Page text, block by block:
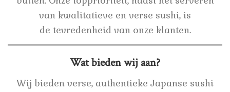
van kwalitatieve en verse sushi, is
de tevredenheid van onze klanten.
Wat bieden wij aan?
Wij bieden verse, authentieke Japanse sushi